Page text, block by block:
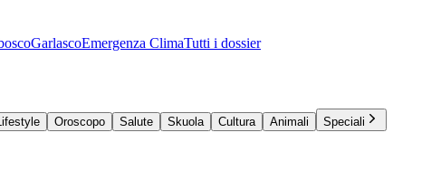
GarlascoEmergenza ClimaTutti i dossier
Oroscopo Salute Skuola Cultura Animali
Speciali